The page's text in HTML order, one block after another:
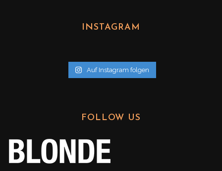
INSTAGRAM
Auf Instagram folgen
FOLLOW US